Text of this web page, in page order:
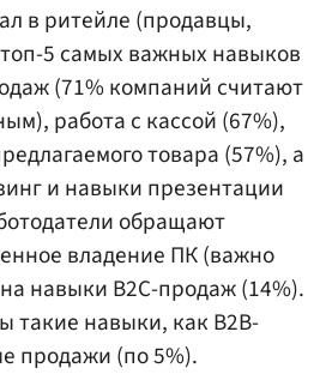
в ритейле (продавцы,
5 самых важных навыков
(71% компаний считают
работа с кассой (67%),
товара (57%), а
и навыки презентации
обращают
владение ПК (важно
навыки B2C-продаж (14%).
такие навыки, как B2B-
продажи (по 5%).